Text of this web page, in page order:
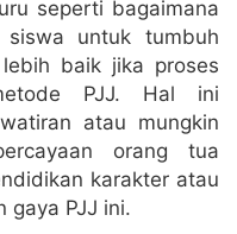
seperti bagaimana
siswa untuk tumbuh
baik jika proses
PJJ. Hal ini
atau mungkin
orang tua
karakter atau
gaya PJJ ini.